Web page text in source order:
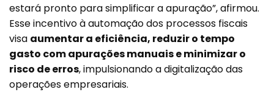
estará pronto para simplificar a apuração”, afirmou.
Esse incentivo à automação dos processos fiscais
visa aumentar a eficiência, reduzir o tempo
gasto com apurações manuais e minimizar o
risco de erros, impulsionando a digitalização das
operações empresariais.